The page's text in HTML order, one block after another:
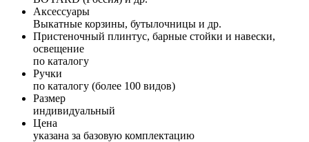
Аксессуары
Выкатные корзины, бутылочницы и др.
Пристеночный плинтус, барные стойки и навески,
освещение
по каталогу
Ручки
по каталогу (более 100 видов)
Размер
индивидуальный
Цена
указана за базовую комплектацию